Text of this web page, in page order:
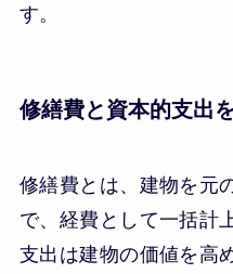
す。
修繕費と資本的支出
修繕費とは、建物を元
で、経費として一括計
支出は建物の価値を高